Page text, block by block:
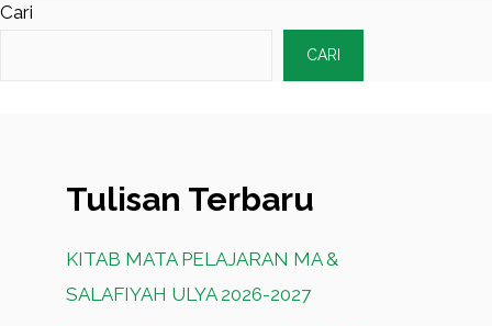
Cari
CARI
Tulisan Terbaru
KITAB MATA PELAJARAN MA &
SALAFIYAH ULYA 2026-2027